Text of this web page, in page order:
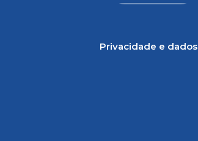
Privacidade e dados